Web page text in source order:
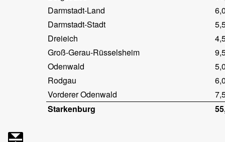
Darmstadt-Land
Darmstadt-Stadt
Dreieich
Groß-Gerau-Rüsselsheim
Odenwald
Rodgau
Vorderer Odenwald
Starkenburg